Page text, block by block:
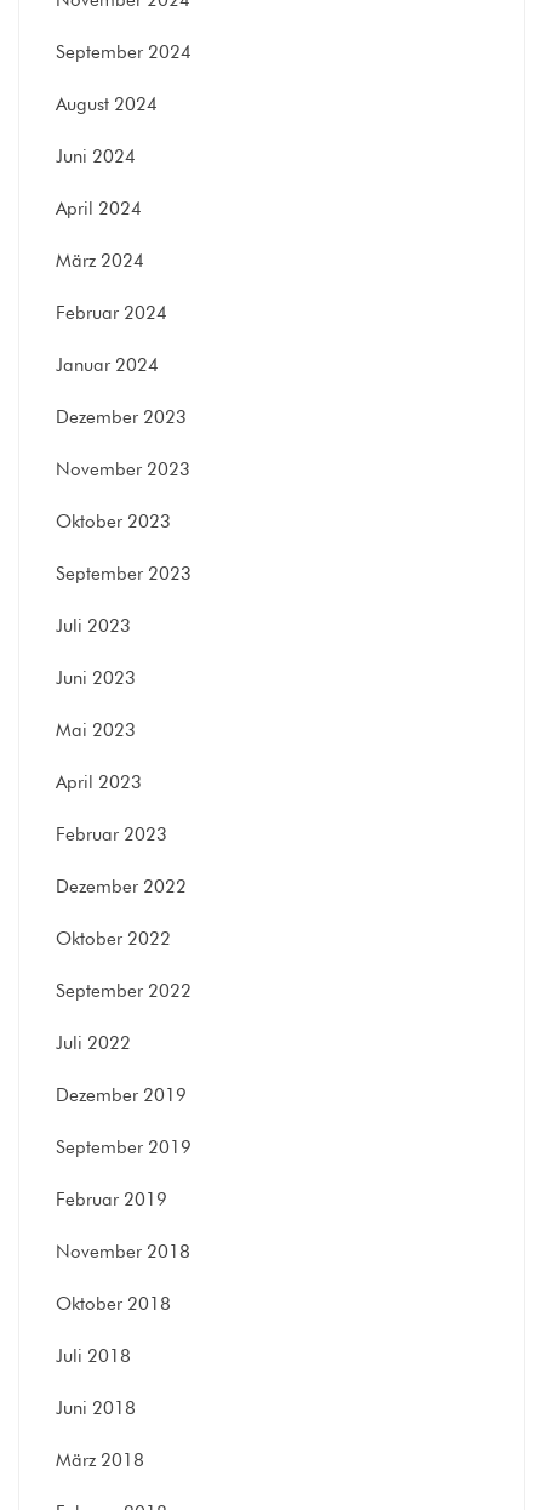
September 2024
August 2024
Juni 2024
April 2024
März 2024
Februar 2024
Januar 2024
Dezember 2023
November 2023
Oktober 2023
September 2023
Juli 2023
Juni 2023
Mai 2023
April 2023
Februar 2023
Dezember 2022
Oktober 2022
September 2022
Juli 2022
Dezember 2019
September 2019
Februar 2019
November 2018
Oktober 2018
Juli 2018
Juni 2018
März 2018